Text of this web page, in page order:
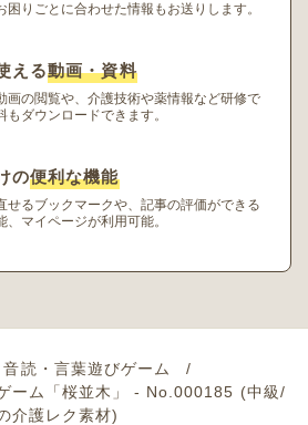
困りごとに合わせた情報もお送りします。
える動画・資料
画の閲覧や、介護技術や薬情報など研修で
もダウンロードできます。
の便利な機能
せるブックマークや、記事の評価ができる
、マイページが利用可能。
音読・言葉遊びゲーム
ーム「桜並木」 - No.000185 (中級/
介護レク素材)